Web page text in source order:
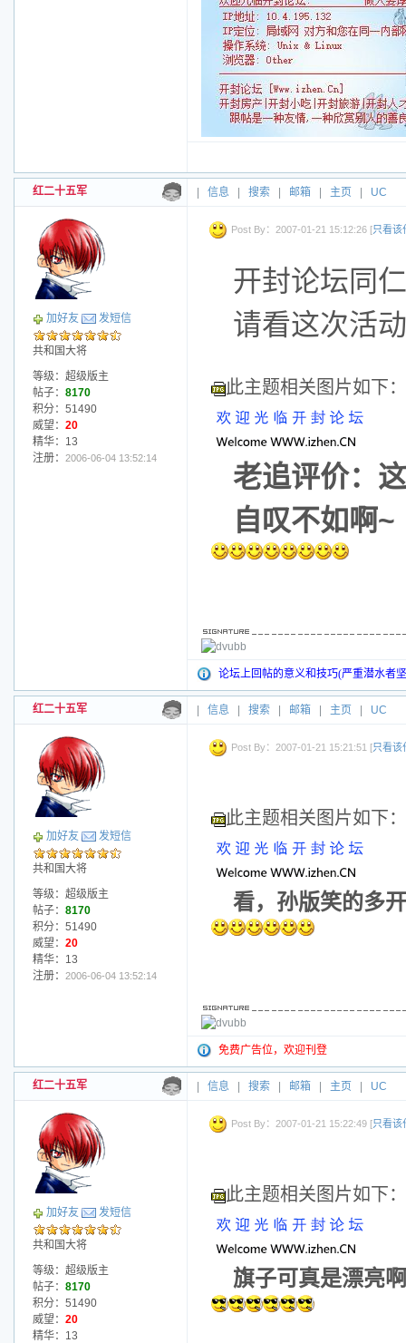
红二十五军 信息 搜索 邮箱 主页 UC
加好友 发短信
共和国大将
等级：超级版主
帖子： 8170
积分：51490
威望： 20
精华：13
注册： 2006-06-04 13:52:14
Post By：2007-01-21 15:12:26 [只看该
开封论坛同
请看这次活
此主题相关图片如下：
老追评价：
自叹不如啊~
论坛上回帖的意义和技巧(严重潜水者
红二十五军 信息 搜索 邮箱 主页 UC
加好友 发短信
共和国大将
等级：超级版主
帖子： 8170
积分：51490
威望： 20
精华：13
注册： 2006-06-04 13:52:14
Post By：2007-01-21 15:21:51 [只看该
此主题相关图片如下：
看，孙版笑的多
免费广告位，欢迎刊登
红二十五军 信息 搜索 邮箱 主页 UC
加好友 发短信
共和国大将
等级：超级版主
帖子： 8170
积分：51490
威望： 20
精华：13
Post By：2007-01-21 15:22:49 [只看该
此主题相关图片如下：
旗子可真是漂亮